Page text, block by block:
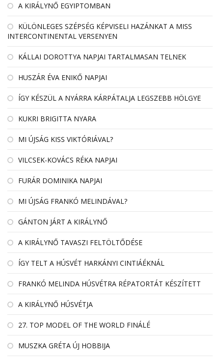
A KIRÁLYNŐ EGYIPTOMBAN
KÜLÖNLEGES SZÉPSÉG KÉPVISELI HAZÁNKAT A MISS
INTERCONTINENTAL VERSENYEN
KÁLLAI DOROTTYA NAPJAI TARTALMASAN TELNEK
HUSZÁR ÉVA ENIKŐ NAPJAI
ÍGY KÉSZÜL A NYÁRRA KÁRPÁTALJA LEGSZEBB HÖLGYE
KUKRI BRIGITTA NYARA
MI ÚJSÁG KISS VIKTÓRIÁVAL?
VILCSEK-KOVÁCS RÉKA NAPJAI
FURÁR DOMINIKA NAPJAI
MI ÚJSÁG FRANKÓ MELINDÁVAL?
GÁNTON JÁRT A KIRÁLYNŐ
A KIRÁLYNŐ TAVASZI FELTÖLTŐDÉSE
ÍGY TELT A HÚSVÉT HARKÁNYI CINTIÁÉKNÁL
FRANKÓ MELINDA HÚSVÉTRA RÉPATORTÁT KÉSZÍTETT
A KIRÁLYNŐ HÚSVÉTJA
27. TOP MODEL OF THE WORLD FINÁLÉ
MUSZKA GRÉTA ÚJ HOBBIJA